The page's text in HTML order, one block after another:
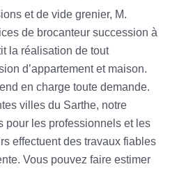
et de vide grenier, M.
de brocanteur succession à
la réalisation de tout
d’appartement et maison.
en charge toute demande.
villes du Sarthe, notre
pour les professionnels et les
effectuent des travaux fiables
Vous pouvez faire estimer